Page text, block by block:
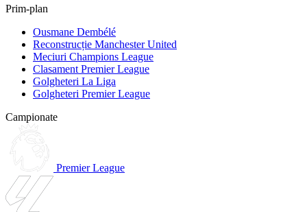
Prim-plan
Ousmane Dembélé
Reconstrucție Manchester United
Meciuri Champions League
Clasament Premier League
Golgheteri La Liga
Golgheteri Premier League
Campionate
Premier League